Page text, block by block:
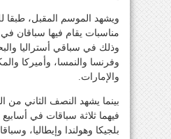
ويشهد الموسم المقبل،
مناسبات يقام فيها سباقان في
وذلك في سباقي أستراليا
وفرنسا والنمسا، وأميركا
والإمارات.
بينما يشهد النصف الثاني من
فيهما ثلاثة سباقات في
بلجيكا وهولندا وإيطاليا،